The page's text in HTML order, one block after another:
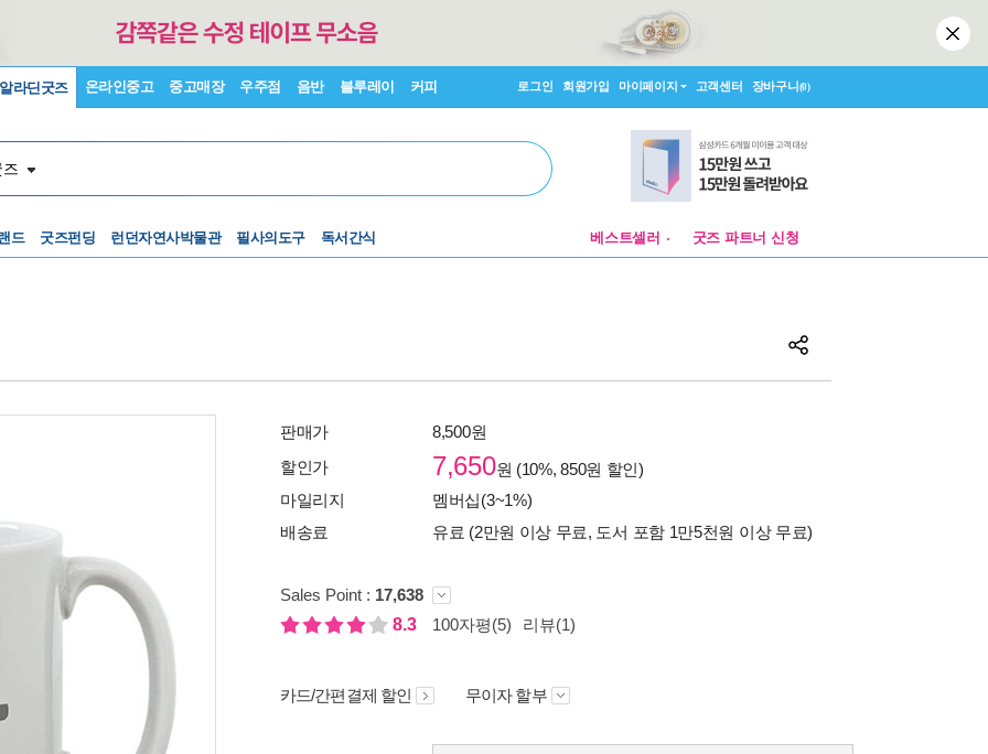
알라딘굿즈 온라인중고 중고매장 우주점 음반 블루레이 커피 로그인 회원가입 마이페이지 고객센터 장바구니(0)
드 굿즈펀딩 런던자연사박물관 필사의도구 독서간식 베스트셀러
굿즈 파트너 신청
판매가
8,500원
할인가
7,650원 (10%, 850원 할인)
마일리지
멤버십(3~1%)
배송료
유료 (2만원 이상 무료, 도서 포함 1만5천원 이상 무료)
Sales Point : 17,638
8.3
100자평(5) 리뷰(1)
카드/간편결제 할인 무이자 할부